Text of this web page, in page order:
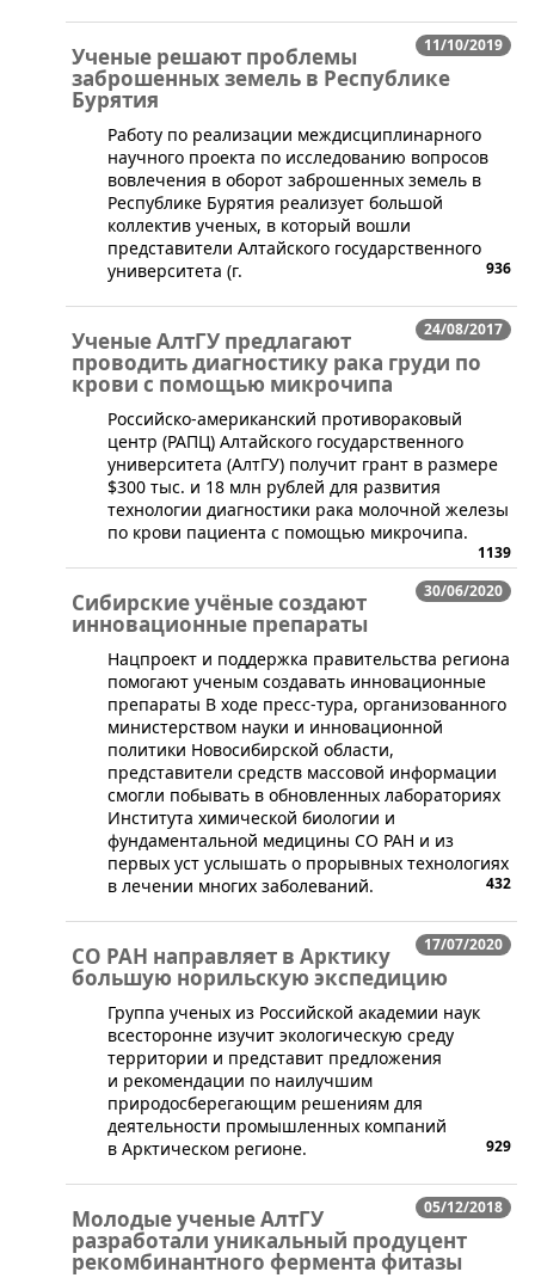
11/10/2019
Ученые решают проблемы
заброшенных земель в Республике
Бурятия
Работу по реализации междисциплинарного
научного проекта по исследованию вопросов
вовлечения в оборот заброшенных земель в
Республике Бурятия реализует большой
коллектив ученых, в который вошли
представители Алтайского государственного
университета (г.
936
24/08/2017
Ученые АлтГУ предлагают
проводить диагностику рака груди по
крови с помощью микрочипа
Российско-американский противораковый
центр (РАПЦ) Алтайского государственного
университета (АлтГУ) получит грант в размере
$300 тыс. и 18 млн рублей для развития
технологии диагностики рака молочной железы
по крови пациента с помощью микрочипа.
1139
30/06/2020
Сибирские учёные создают
инновационные препараты
Нацпроект и поддержка правительства региона
помогают ученым создавать инновационные
препараты В ходе пресс-тура, организованного
министерством науки и инновационной
политики Новосибирской области,
представители средств массовой информации
смогли побывать в обновленных лабораториях
Института химической биологии и
фундаментальной медицины СО РАН и из
первых уст услышать о прорывных технологиях
в лечении многих заболеваний.
432
17/07/2020
СО РАН направляет в Арктику
большую норильскую экспедицию
​​Группа ученых из Российской академии наук
всесторонне изучит экологическую среду
территории и представит предложения
и рекомендации по наилучшим
природосберегающим решениям для
деятельности промышленных компаний
в Арктическом регионе.
929
05/12/2018
Молодые ученые АлтГУ
разработали уникальный продуцент
рекомбинантного фермента фитазы